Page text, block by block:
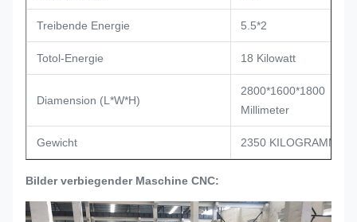
Treibende Energie 5.5*2
Totol-Energie 18 Kilowatt
Diamension (L*W*H)
2800*1600*1800
Millimeter
Gewicht 2350 KILOGRAMM
Bilder verbiegender Maschine CNC: